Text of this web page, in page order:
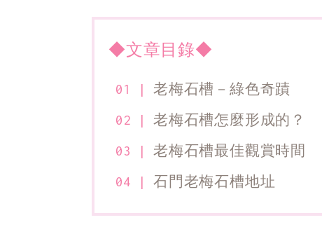
◆文章目錄◆
老梅石槽－綠色奇蹟
老梅石槽怎麼形成的？
老梅石槽最佳觀賞時間
石門老梅石槽地址